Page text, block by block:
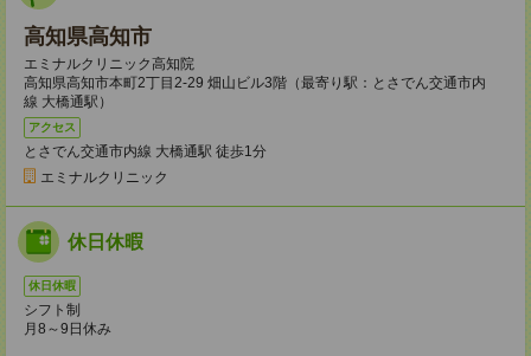
高知県高知市
エミナルクリニック高知院
高知県高知市本町2丁目2-29 畑山ビル3階（最寄り駅：とさでん交通市内
線 大橋通駅）
アクセス
とさでん交通市内線 大橋通駅 徒歩1分
エミナルクリニック
休日休暇
休日休暇
シフト制
月8～9日休み